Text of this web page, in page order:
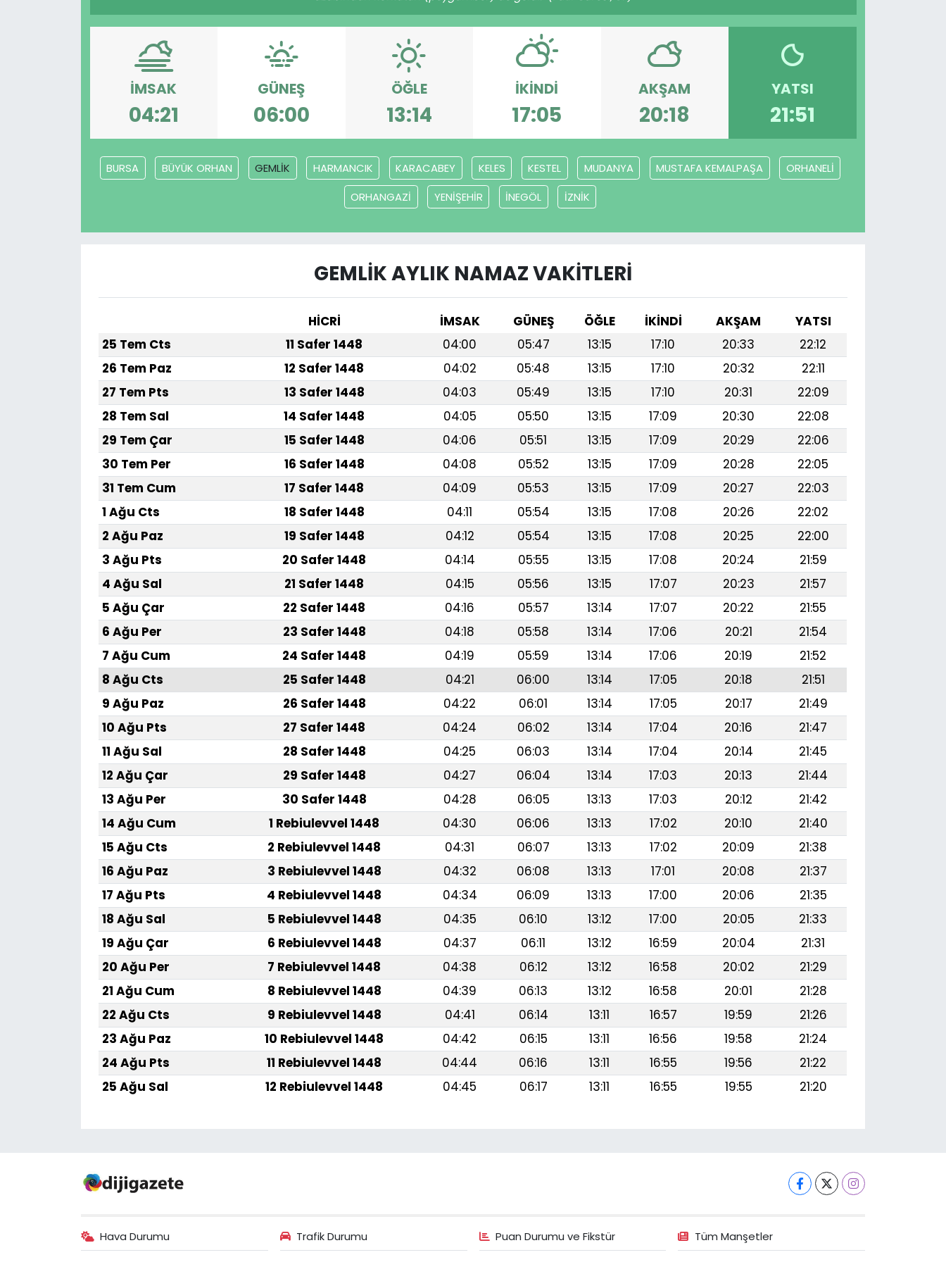
İMSAK
04:21
GÜNEŞ
06:00
ÖĞLE
13:14
İKINDI
17:05
AKŞAM
20:18
YATSI
21:51
BURSA BÜYÜK ORHAN GEMLİK HARMANCIK KARACABEY KELES KESTEL MUDANYA MUSTAFA KEMALPAŞA
ORHANELİ
ORHANGAZİ
YENİŞEHİR İNEGÖL İZNİK
GEMLİK AYLIK NAMAZ VAKITLERI
HİCRİ İMSAK GÜNEŞ ÖĞLE İKINDI AKŞAM
YATSI
25 Tem Cts
11 Safer 1448 04:00 05:47 13:15 17:10 20:33
22:12
26 Tem Paz
12 Safer 1448 04:02 05:48 13:15 17:10 20:32
22:11
27 Tem Pts
13 Safer 1448 04:03 05:49 13:15 17:10 20:31
22:09
28 Tem Sal
14 Safer 1448 04:05 05:50 13:15 17:09 20:30
22:08
29 Tem Çar
15 Safer 1448 04:06 05:51 13:15 17:09 20:29
22:06
30 Tem Per
16 Safer 1448 04:08 05:52 13:15 17:09 20:28
22:05
31 Tem Cum
17 Safer 1448 04:09 05:53 13:15 17:09 20:27
22:03
1 Ağu Cts
18 Safer 1448 04:11 05:54 13:15 17:08 20:26
22:02
2 Ağu Paz
19 Safer 1448 04:12 05:54 13:15 17:08 20:25
22:00
3 Ağu Pts
20 Safer 1448 04:14 05:55 13:15 17:08 20:24
21:59
4 Ağu Sal
21 Safer 1448 04:15 05:56 13:15 17:07 20:23
21:57
5 Ağu Çar
22 Safer 1448 04:16 05:57 13:14 17:07 20:22
21:55
6 Ağu Per
23 Safer 1448 04:18 05:58 13:14 17:06 20:21
21:54
7 Ağu Cum
24 Safer 1448 04:19 05:59 13:14 17:06 20:19
21:52
8 Ağu Cts
25 Safer 1448 04:21 06:00 13:14 17:05 20:18
21:51
9 Ağu Paz
26 Safer 1448 04:22 06:01 13:14 17:05 20:17
21:49
10 Ağu Pts
27 Safer 1448 04:24 06:02 13:14 17:04 20:16
21:47
11 Ağu Sal
28 Safer 1448 04:25 06:03 13:14 17:04 20:14
21:45
12 Ağu Çar
29 Safer 1448 04:27 06:04 13:14 17:03 20:13
21:44
13 Ağu Per
30 Safer 1448 04:28 06:05 13:13 17:03 20:12
21:42
14 Ağu Cum
1 Rebiulevvel 1448 04:30 06:06 13:13 17:02 20:10
21:40
15 Ağu Cts
2 Rebiulevvel 1448 04:31 06:07 13:13 17:02 20:09
21:38
16 Ağu Paz
3 Rebiulevvel 1448 04:32 06:08 13:13 17:01 20:08
21:37
17 Ağu Pts
4 Rebiulevvel 1448 04:34 06:09 13:13 17:00 20:06
21:35
18 Ağu Sal
5 Rebiulevvel 1448 04:35 06:10 13:12 17:00 20:05
21:33
19 Ağu Çar
6 Rebiulevvel 1448 04:37 06:11 13:12 16:59 20:04
21:31
20 Ağu Per
7 Rebiulevvel 1448 04:38 06:12 13:12 16:58 20:02
21:29
21 Ağu Cum
8 Rebiulevvel 1448 04:39 06:13 13:12 16:58 20:01
21:28
22 Ağu Cts
9 Rebiulevvel 1448 04:41 06:14 13:11 16:57 19:59
21:26
23 Ağu Paz
10 Rebiulevvel 1448 04:42 06:15 13:11 16:56 19:58
21:24
24 Ağu Pts
11 Rebiulevvel 1448 04:44 06:16 13:11 16:55 19:56
21:22
25 Ağu Sal
12 Rebiulevvel 1448 04:45 06:17 13:11 16:55 19:55 21:20
Hava Durumu Trafik Durumu Puan Durumu ve Fikstür Tüm Manşetler
Gündem
KKTC YEREL SEÇİM 2018
Video Galeri